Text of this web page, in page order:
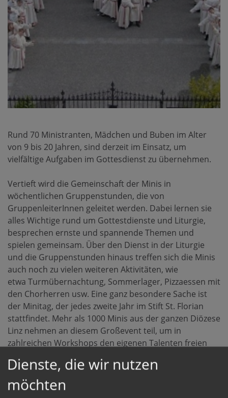
Rund 70 Ministranten, Mädchen und Buben im Alter
von 9 bis 20 Jahren, sind derzeit im Einsatz, um
vielfältige Aufgaben im Gottesdienst zu übernehmen.
Vertieft wird die Gemeinschaft der Minis in
wöchentlichen Gruppenstunden, die von
GruppenleiterInnen geleitet werden. Dabei lernen sie
alles Wichtige rund um Gottestdienste und Liturgie,
besprechen ernste und spannende Themen und
spielen gemeinsam. Über den Dienst in der Liturgie
und die Gruppenstunden hinaus treffen sich die Minis
auch noch zu vielen weiteren Aktivitäten, wie
etwa Turmübernachtung, Sommerlager, Pizzaessen mit
den Chorherren usw. Eine ganz besondere Sache ist
der Minitag, der jedes zweite Jahr im Stift St. Florian
stattfindet. Mehr als 1000 Minis aus der ganzen Diözese
Linz nehmen an diesem Großevent teil, um in
zahlreichen Workshops den eigenen Talenten freien
Die Aufnahme neuer Ministranten findet einmal im
Jahr statt. Vorraussetzung ist die Erstkommunion.
Dienste, die wir nutzen
möchten